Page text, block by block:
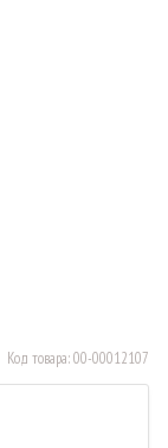
Код товара:00-00012107